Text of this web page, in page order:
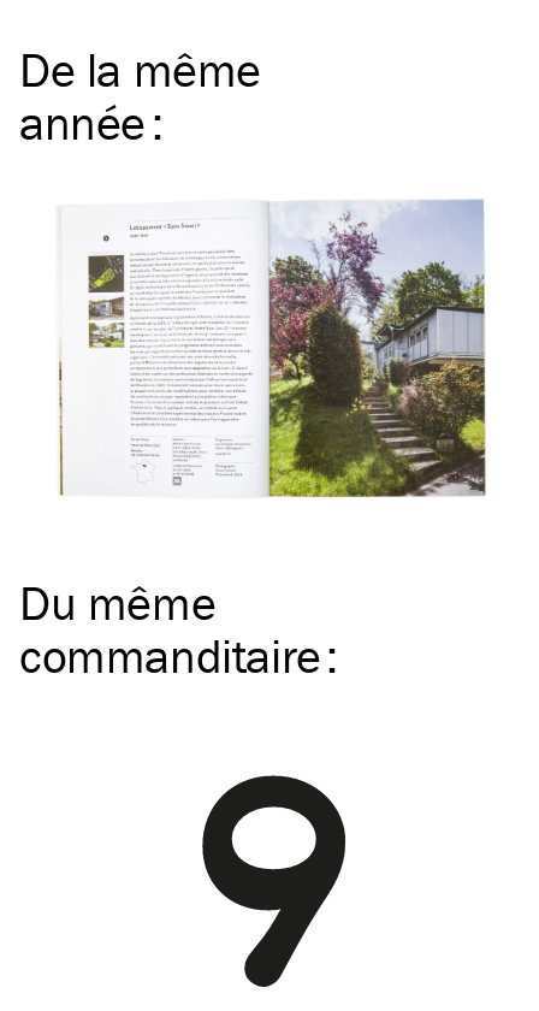
De la même
année:
Du même
commanditaire: